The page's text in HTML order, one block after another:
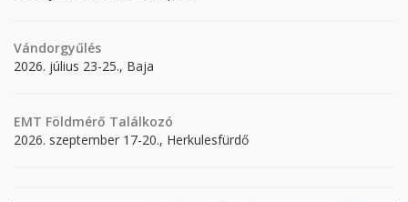
Vándorgyűlés
2026. július 23-25., Baja
EMT Földmérő Találkozó
2026. szeptember 17-20., Herkulesfürdő